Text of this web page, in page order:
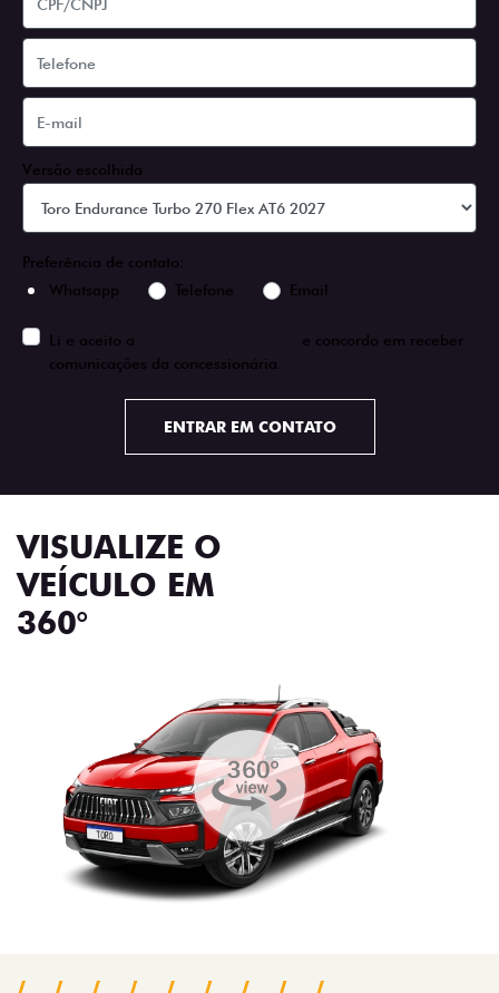
Versão escolhida
Preferência de contato:
Whatsapp
Telefone Email
Li e aceito a
e concordo em receber
comunicações da concessionária.
ENTRAR EM CONTATO
VISUALIZE O
VEÍCULO EM
360°